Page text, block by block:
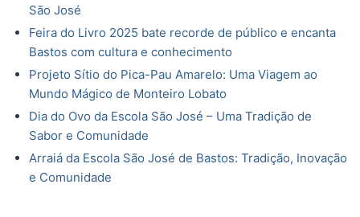
São José
Feira do Livro 2025 bate recorde de público e encanta
Bastos com cultura e conhecimento
Projeto Sítio do Pica-Pau Amarelo: Uma Viagem ao
Mundo Mágico de Monteiro Lobato
Dia do Ovo da Escola São José – Uma Tradição de
Sabor e Comunidade
Arraiá da Escola São José de Bastos: Tradição, Inovação
e Comunidade